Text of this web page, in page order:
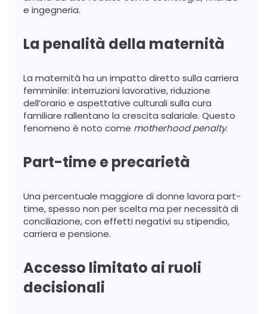
e ingegneria.
La penalità della maternità
La maternità ha un impatto diretto sulla carriera
femminile: interruzioni lavorative, riduzione
dell’orario e aspettative culturali sulla cura
familiare rallentano la crescita salariale. Questo
fenomeno è noto come motherhood penalty.
Part-time e precarietà
Una percentuale maggiore di donne lavora part-
time, spesso non per scelta ma per necessità di
conciliazione, con effetti negativi su stipendio,
carriera e pensione.
Accesso limitato ai ruoli
decisionali